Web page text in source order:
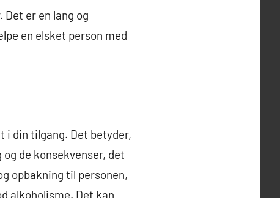
er en lang og
en elsket person med
i din tilgang. Det betyder,
de konsekvenser, det
opbakning til personen,
alkoholisme. Det kan